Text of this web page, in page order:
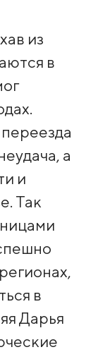
из
в
а
и
Так
в
Дарья